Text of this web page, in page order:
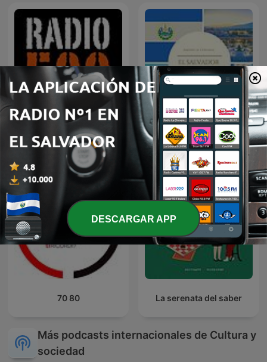
RADIO RADIO El Salvador
70 80 La serenata del saber
Más podcasts internacionales de Cultura y
sociedad
DESCARGAR APP